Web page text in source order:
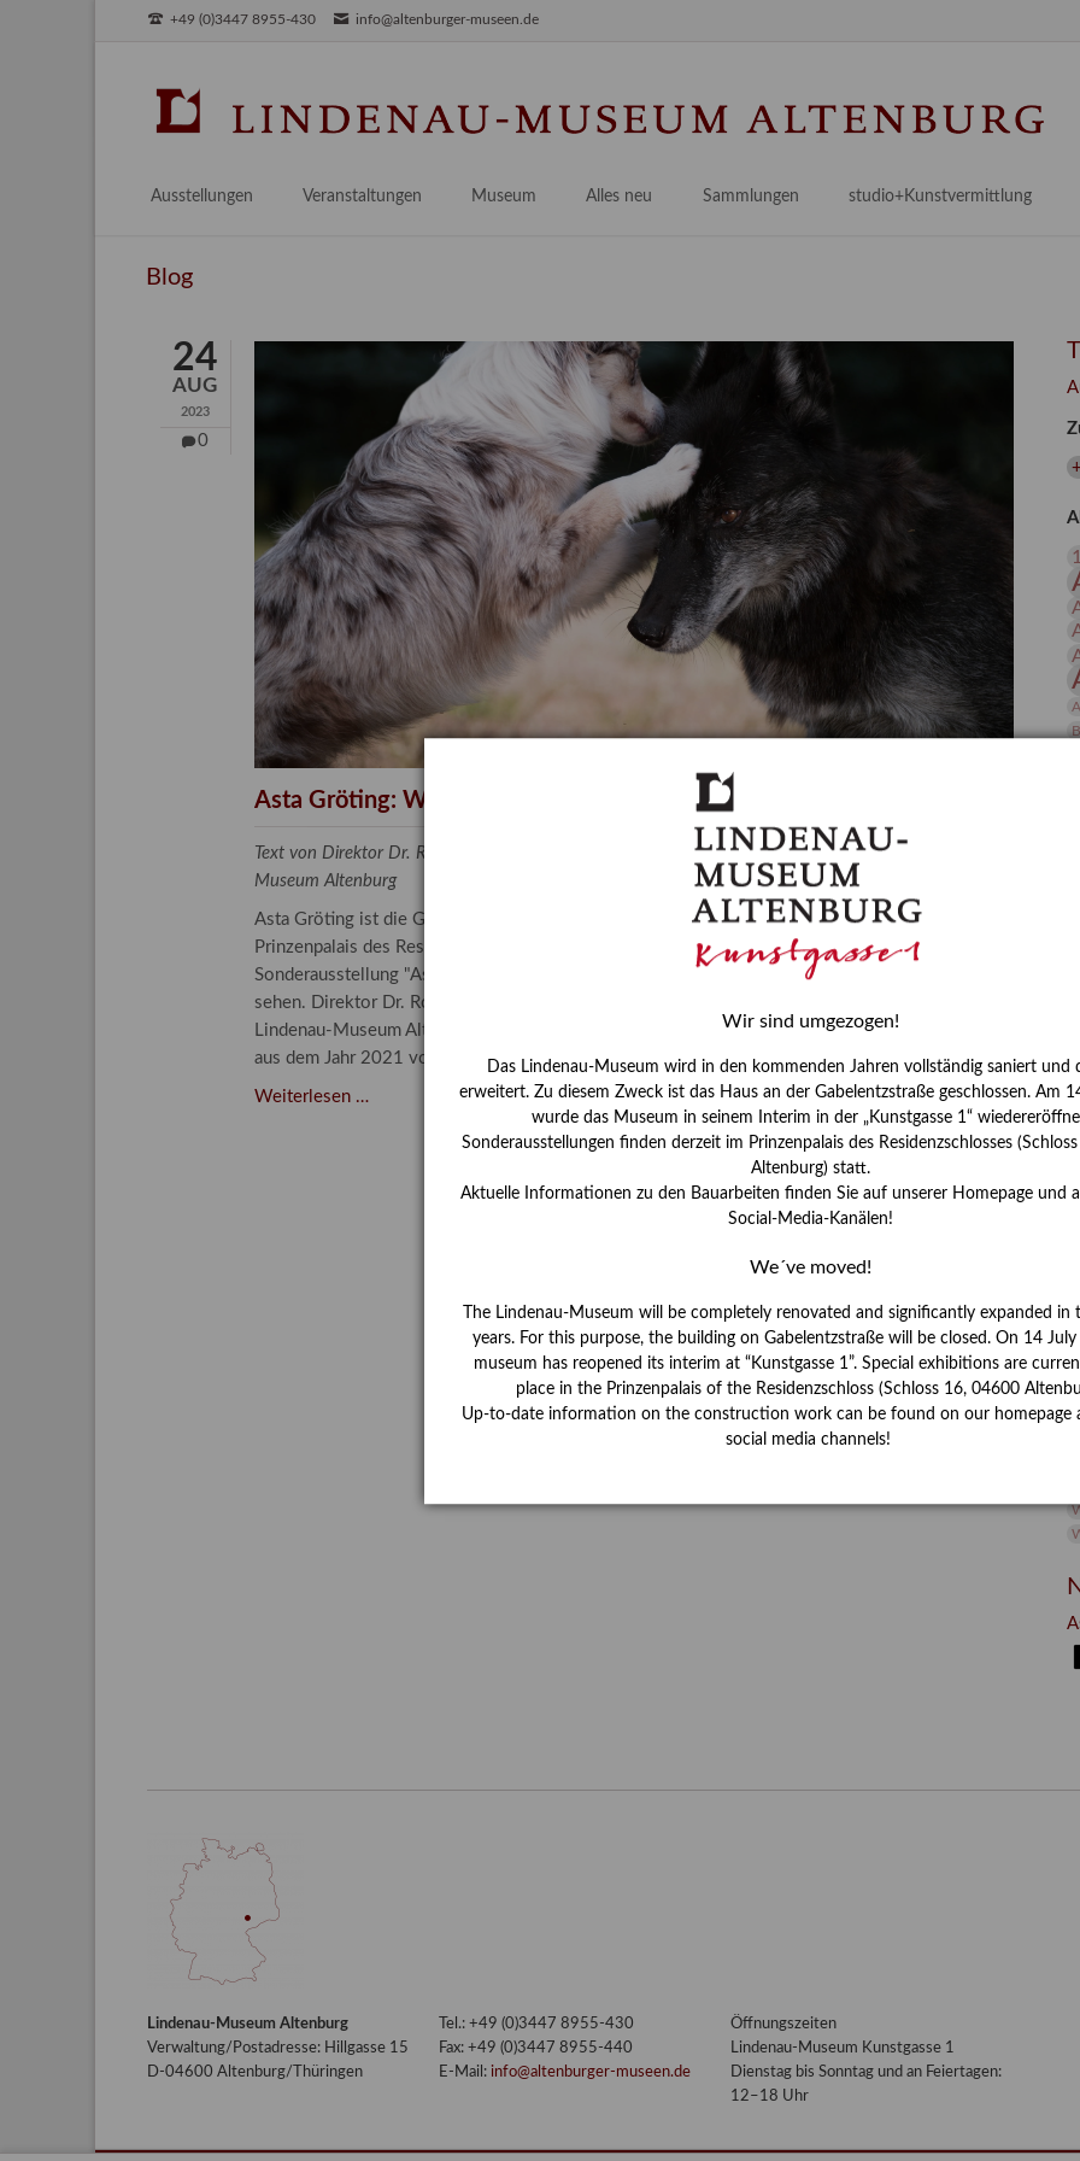
+49 (0)3447 8955-430 info@altenburger-museen.de
Ausstellungen
Aktuell
Veranstaltungen Museum
Team
Praktikum / Praxisprojekt
Engagement
Publikationen
Aktuelle Publikationen
Bestandskataloge & Editionen
Gesamtverzeichnis
Grußkarten
Alles neu
Provenienzforschung
Kulturelle Vermittlung
Länderübergreifende kulturtouristische Ziele
Sammlungen
Malerei 17.–19. Jh.
Deutsche Malerei 20./21. Jh.
Grafische Sammlung
Kunstbibliothek
Restaurierung
Forschung
studio+Kunstvermittlung
Blog
24
AUG
2023
0
Asta Gröting: Wolf and Dog (2021)
Text von Direktor Dr. Roland Krischke und Kunstwissenschaftlerin Karoline Schmidt, Lindenau-
Museum Altenburg
Asta Gröting ist die Gerhard-Altenbourg-Preisträgerin 2023. In diesem Rahmen ist im
Prinzenpalais des Residenzschlosses vom 20. August bis 31. Oktober 2023 die
Sonderausstellung "Asta Gröting. Das Wesen von x – Gerhard-Altenbourg-Preis 2023" zu
sehen. Direktor Dr. Roland Krischke und Kunstwissenschaftlerin Karoline Schmidt vom
Lindenau-Museum Altenburg stellen in diesem Blogbeitrag das Schlüsselwerk "Wolf and Dog"
aus dem Jahr 2021 vor.
Weiterlesen …Asta
Lindenau-Museum Altenburg
Verwaltung/Postadresse: Hillgasse 15
D-04600 Altenburg/Thüringen
Tel.: +49 (0)3447 8955-430
Fax: +49 (0)3447 8955-440
E-Mail: info@altenburger-museen.de
Öffnungszeiten
Lindenau-Museum Kunstgasse 1
Dienstag bis Sonntag und an Feiertagen:
12–18 Uhr
Wir sind umgezogen!
Das Lindenau-Museum wird in den kommenden Jahren vollständig saniert und
erweitert. Zu diesem Zweck ist das Haus an der Gabelentzstraße geschlossen. Am
wurde das Museum in seinem Interim in der „Kunstgasse 1“
Sonderausstellungen finden derzeit im Prinzenpalais des Residenzschlosses
Altenburg) statt.
Aktuelle Informationen zu den Bauarbeiten finden Sie auf unserer Homepage und
Social-Media-Kanälen!
We´ve moved!
The Lindenau-Museum will be completely renovated and significantly expanded in
years. For this purpose, the building on Gabelentzstraße will be closed. On 14
museum has reopened its interim at “Kunstgasse 1”. Special exhibitions are
place in the Prinzenpalais of the Residenzschloss (Schloss 16, 04600
Up-to-date information on the construction work can be found on our homepage
social media channels!